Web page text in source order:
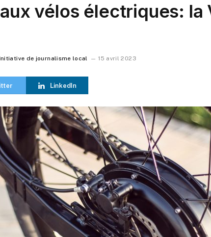
vélos électriques: la
de journalisme local 15 avril 2023
LinkedIn